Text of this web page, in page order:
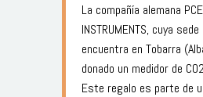
La compañía alemana PCE
INSTRUMENTS, cuya
encuentra en Tobarra
donado un medidor de
Este regalo es parte de